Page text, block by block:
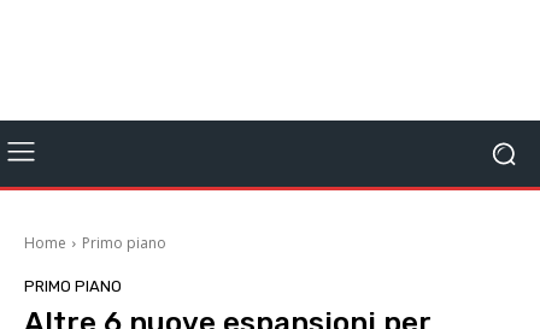
Home Primo piano
PRIMO PIANO